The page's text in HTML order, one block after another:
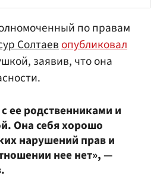
по правам
Солтаевопубликовал
заявив, что она
ее родственниками и
Она себя хорошо
нарушений прав и
нее нет», —